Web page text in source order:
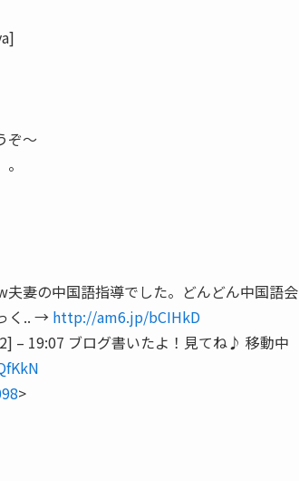
ぞ〜
妻の中国語指導でした。どんどん中国語会
く.. → http://am6.jp/bCIHkD
– 19:07 ブログ書いたよ！見てね♪ 移動中
>